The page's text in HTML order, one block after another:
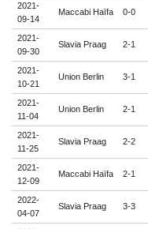
2021-
09-14
Maccabi Haïfa 0-0
2021-
09-30
Slavia Praag 2-1
2021-
10-21
Union Berlin 3-1
2021-
11-04
Union Berlin 2-1
2021-
11-25
Slavia Praag 2-2
2021-
12-09
Maccabi Haïfa 2-1
2022-
04-07
Slavia Praag 3-3